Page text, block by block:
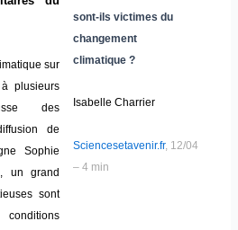
sont-ils victimes du
changement
climatique ?
Isabelle Charrier
Sciencesetavenir.fr, 12/04
– 4 min
sur
plusieurs
des
de
Sophie
un grand
sont